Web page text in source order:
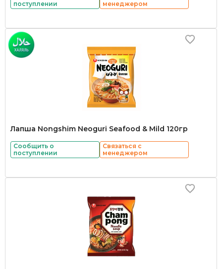
поступлении
менеджером
Лапша Nongshim Neoguri Seafood & Mild 120гр
Сообщить о
поступлении
Связаться с
менеджером